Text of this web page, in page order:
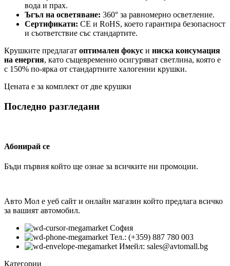
вода и прах.
Ъгъл на осветяване: 360° за равномерно осветление.
Сертификати: CE и RoHS, което гарантира безопасност
и съответствие със стандартите.
Крушките предлагат оптимален фокус и ниска консумация
на енергия, като същевременно осигуряват светлина, която е
с 150% по-ярка от стандартните халогенни крушки.
Цената е за комплект от две крушки
Последно разгледани
Абонирай се
Бъди първия който ще ознае за всичките ни промоции.
Авто Мол е уеб сайт и онлайн магазин който предлага всичко
за вашият автомобил.
София
Тел.: (+359) 887 780 003
Имейл: sales@avtomall.bg
Категории